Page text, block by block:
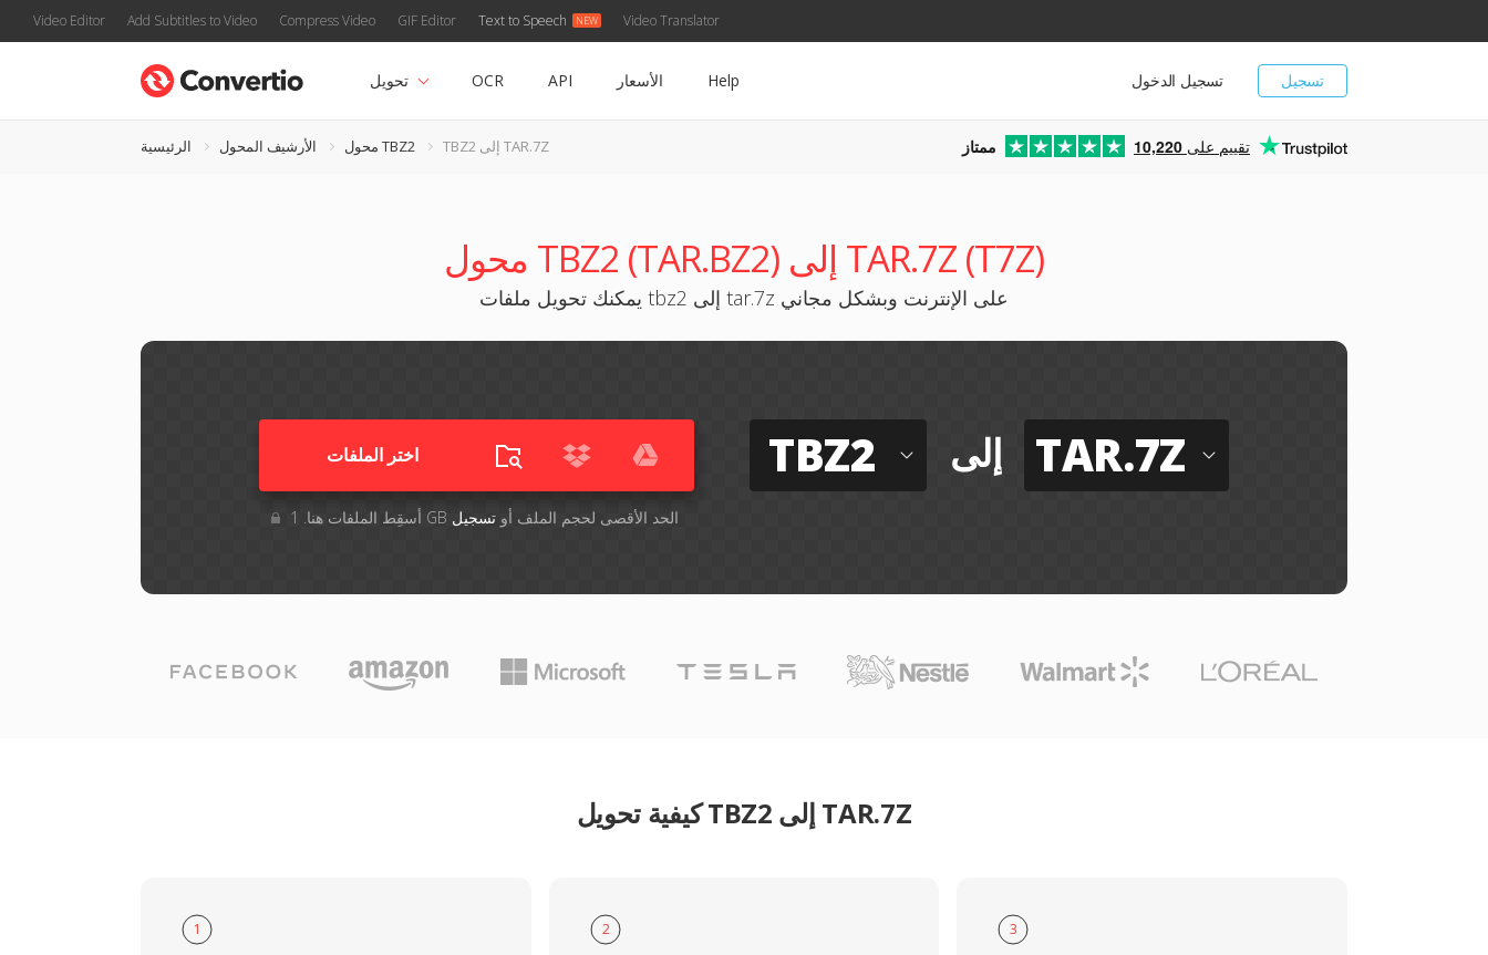
Video Editor Add Subtitles to Video Compress Video GIF Editor Text to Speech Video Translator
تسجيل تسجيل الدخول تحويل OCR API الأسعار Help
الرئيسية الأرشيف المحول محول TBZ2 TBZ2 إلى TAR.7Z ممتاز 10,220 تقييم على
محول TBZ2 (TAR.BZ2) إلى TAR.7Z (T7Z)
يمكنك تحويل ملفات tbz2 إلى tar.7z على الإنترنت وبشكل مجاني
اختر الملفات
أسقِط الملفات هنا. 1 GB الحد الأقصى لحجم الملف أو تسجيل
TBZ2 إلى TAR.7Z
كيفية تحويل TBZ2 إلى TAR.7Z
1 2 3